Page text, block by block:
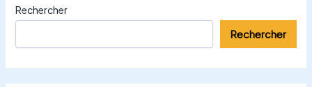
Rechercher
Rechercher